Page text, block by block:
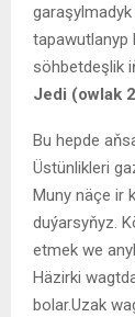
tapawutlanyp
söhbetdeşlik
Jedi (owlak
Bu hepde
Üstünlikleri
Muny näçe ir
duýarsyňyz.
etmek we
Häzirki
bolar.Uzak